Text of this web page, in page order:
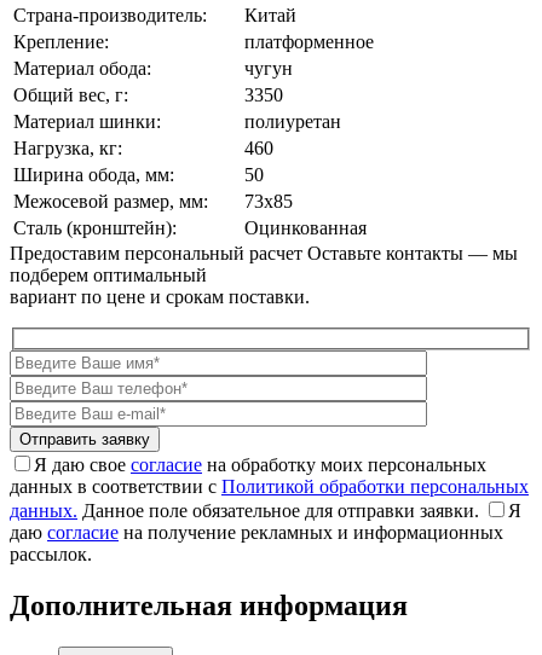
Страна-производитель:
Китай
Крепление:
платформенное
Материал обода:
чугун
Общий вес, г:
3350
Материал шинки:
полиуретан
Нагрузка, кг:
460
Ширина обода, мм:
50
Межосевой размер, мм:
73x85
Сталь (кронштейн):
Оцинкованная
Предоставим персональный расчет Оставьте контакты — мы
подберем оптимальный
вариант по цене и срокам поставки.
Я даю свое согласие на обработку моих персональных
данных в соответствии с Политикой обработки персональных
данных. Данное поле обязательное для отправки заявки.
Я
даю согласие на получение рекламных и информационных
рассылок.
Дополнительная информация